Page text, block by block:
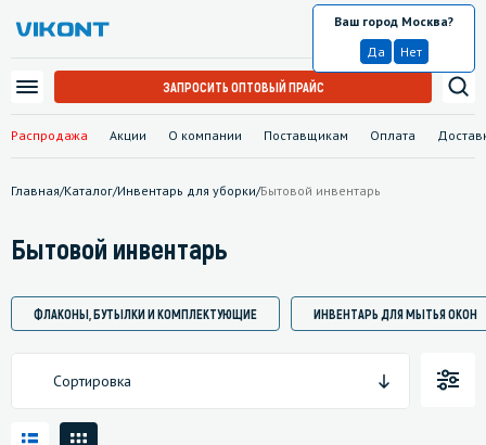
Распродажа Акции О компании Поставщикам Оплата
Москва
Ваш город Москва?
Да
Нет
ЗАПРОСИТЬ ОПТОВЫЙ ПРАЙС
Главная/Каталог/Инвентарь для уборки/Бытовой инвентарь
Бытовой инвентарь
ФЛАКОНЫ, БУТЫЛКИ И КОМПЛЕКТУЮЩИЕ ИНВЕНТАРЬ ДЛЯ МЫТЬЯ ОКОН
Сортировка